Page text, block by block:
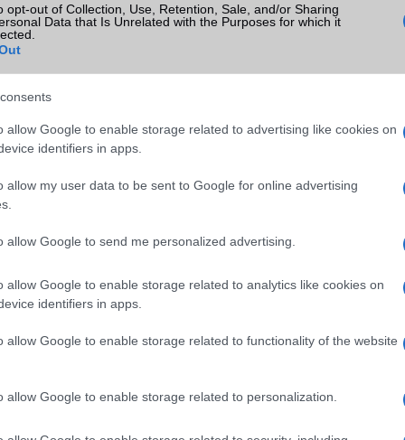
opt-out of Collection, Use, Retention, Sale, and/or Sharing
Data that Is Unrelated with the Purposes for which it
allow Google to enable storage related to advertising like cookies on
identifiers in apps.
allow my user data to be sent to Google for online advertising
allow Google to send me personalized advertising.
allow Google to enable storage related to analytics like cookies on
identifiers in apps.
allow Google to enable storage related to functionality of the website
allow Google to enable storage related to personalization.
MMS Nincs
Wi-Fi (alap)
Wi-Fi Direct Nincs
Wi-Fi HotSpot Van
NFC
TV/USB kapcsolat 2,x Type-C
BDS (Kína), Galileo (EU),